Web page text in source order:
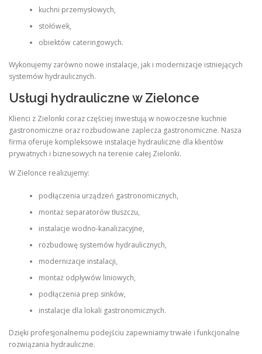
kuchni przemysłowych,
stołówek,
obiektów cateringowych.
Wykonujemy zarówno nowe instalacje, jak i modernizacje istniejących
systemów hydraulicznych.
Usługi hydrauliczne w Zielonce
Klienci z Zielonki coraz częściej inwestują w nowoczesne kuchnie
gastronomiczne oraz rozbudowane zaplecza gastronomiczne. Nasza
firma oferuje kompleksowe instalacje hydrauliczne dla klientów
prywatnych i biznesowych na terenie całej Zielonki.
W Zielonce realizujemy:
podłączenia urządzeń gastronomicznych,
montaż separatorów tłuszczu,
instalacje wodno-kanalizacyjne,
rozbudowę systemów hydraulicznych,
modernizacje instalacji,
montaż odpływów liniowych,
podłączenia prep sinków,
instalacje dla lokali gastronomicznych.
Dzięki profesjonalnemu podejściu zapewniamy trwałe i funkcjonalne
rozwiązania hydrauliczne.